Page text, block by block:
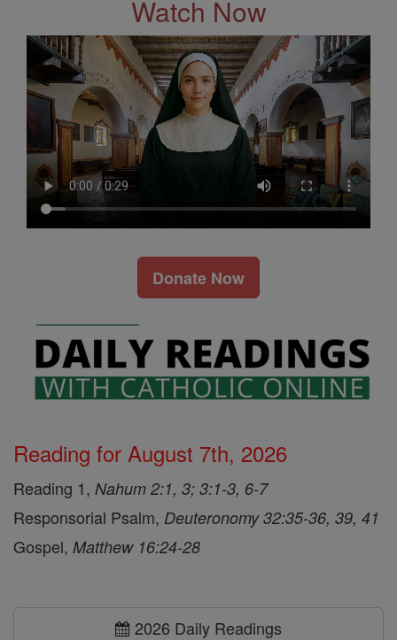
Watch Now
Donate Now
Reading for August 7th, 2026
Reading 1, Nahum 2:1, 3; 3:1-3, 6-7
Responsorial Psalm, Deuteronomy 32:35-36, 39, 41
Gospel, Matthew 16:24-28
2026 Daily Readings